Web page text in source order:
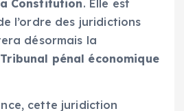
Constitution. Elle est
l’ordre des juridictions
désormais la
Tribunal pénal économique
cette juridiction